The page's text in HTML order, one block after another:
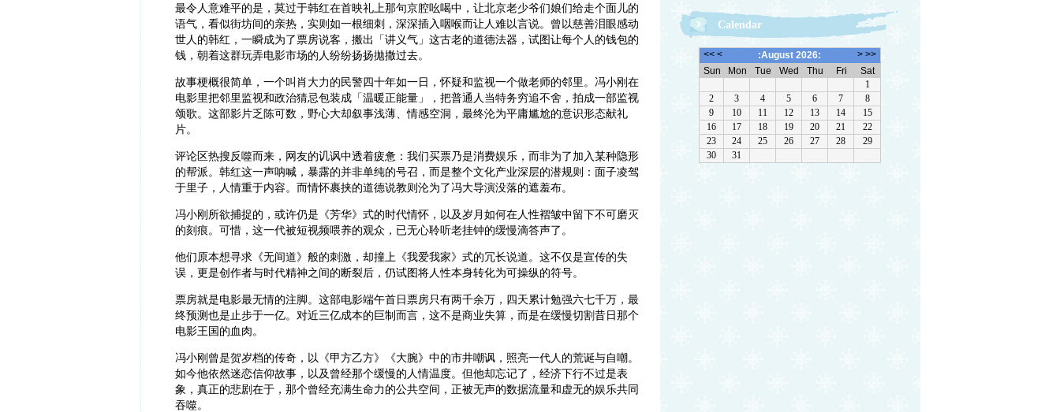
‍最令人意难平的是，莫过于韩红在首映礼上那句京腔吆喝中，让北京老少爷们娘们给走个面儿的
语气，看似街坊间的亲热，实则如一根细刺，深深插入咽喉而让人难以言说。曾以慈善泪眼感动
世人的韩红，一瞬成为了票房说客，搬出「讲义气」这古老的道德法器，试图让每个人的钱包的
钱，朝着这群玩弄电影市场的人纷纷扬扬拋撒过去。
故事梗概很简单，一个叫肖大力的民警四十年如一日，怀疑和监视一个做老师的邻里。冯小刚在
电影里把邻里监视和政治猜忌包装成「温暖正能量」，把普通人当特务穷追不舍，拍成一部监视
颂歌。这部影片乏陈可数，野心大却叙事浅薄、情感空洞，最终沦为平庸尴尬的意识形态献礼
片。
评论区热搜反噬而来，网友的讥讽中透着疲惫：我们买票乃是消费娱乐，而非为了加入某种隐形
的帮派。韩红这一声呐喊，暴露的并非单纯的号召，而是整个文化产业深层的潜规则：面子凌驾
于里子，人情重于内容。而情怀裹挟的道德说教则沦为了冯大导演没落的遮羞布。
‍冯小刚所欲捕捉的，或许仍是《芳华》式的时代情怀，以及岁月如何在人性褶皱中留下不可磨灭
的刻痕。可惜，这一代被短视频喂养的观众，已无心聆听老挂钟的缓慢滴答声了。
‍他们原本想寻求《无间道》般的刺激，却撞上《我爱我家》式的冗长说道。这不仅是宣传的失
误，更是创作者与时代精神之间的断裂后，仍试图将人性本身转化为可操纵的符号。
‍票房就是电影最无情的注脚。这部电影端午首日票房只有两千余万，四天累计勉强六七千万，最
终预测也是止步于一亿。对近三亿成本的巨制而言，这不是商业失算，而是在缓慢切割昔日那个
电影王国的血肉。
‍冯小刚曾是贺岁档的传奇，以《甲方乙方》《大腕》中的市井嘲讽，照亮一代人的荒诞与自嘲。
如今他依然迷恋信仰故事，以及曾经那个缓慢的人情温度。但他却忘记了，经济下行不过是表
象，真正的悲剧在于，那个曾经充满生命力的公共空间，正被无声的数据流量和虚无的娱乐共同
吞噬。
Calendar